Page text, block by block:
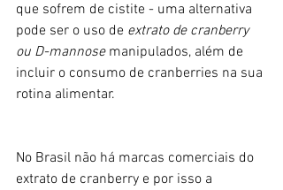
que sofrem de cistite - uma alternativa
pode ser o uso de extrato de cranberry
ou D-mannose manipulados, além de
incluir o consumo de cranberries na sua
rotina alimentar.
No Brasil não há marcas comerciais do
extrato de cranberry e por isso a